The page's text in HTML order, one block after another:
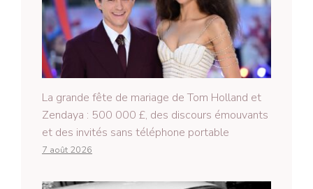
La grande fête de mariage de Tom Holland et
Zendaya : 500 000 £, des discours émouvants
et des invités sans téléphone portable
7 août 2026